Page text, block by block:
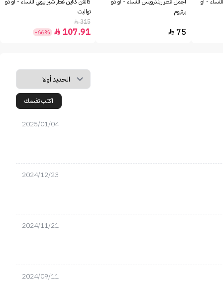
برفيوم
75

تواليت
315

107.91

-66%
اكتب تقيمك
2025/01/04
2024/12/23
2024/11/21
2024/09/11